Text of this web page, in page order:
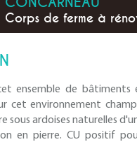
Corps de ferme à
ensemble de bâtiments
cet environnement
sous ardoises naturelles
en pierre. CU positif